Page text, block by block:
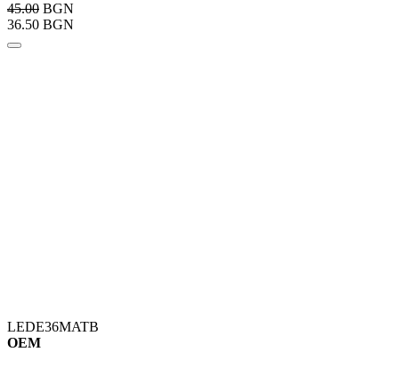
45.00 BGN
36.50 BGN
LEDE36MATB
OEM